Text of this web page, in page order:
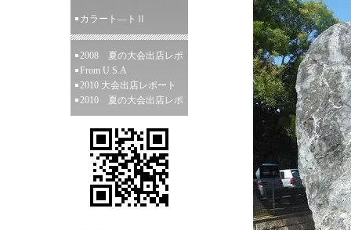
カラート―トⅡ
2008 夏の大会出店レポ
From U.S.A
2010 大会出店レポート
2010 夏の大会出店レポ